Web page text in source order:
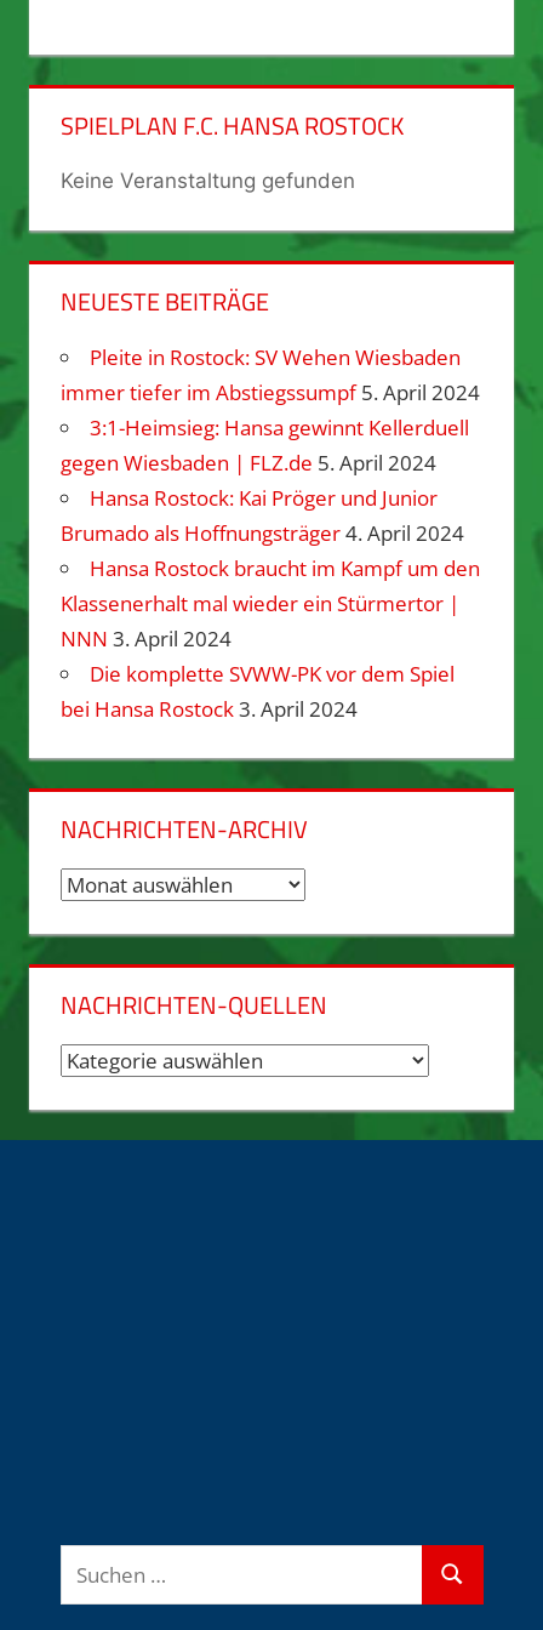
SPIELPLAN F.C. HANSA ROSTOCK
Keine Veranstaltung gefunden
NEUESTE BEITRÄGE
Pleite in Rostock: SV Wehen Wiesbaden
immer tiefer im Abstiegssumpf 5. April 2024
3:1-Heimsieg: Hansa gewinnt Kellerduell
gegen Wiesbaden | FLZ.de 5. April 2024
Hansa Rostock: Kai Pröger und Junior
Brumado als Hoffnungsträger4. April 2024
Hansa Rostock braucht im Kampf um den
Klassenerhalt mal wieder ein Stürmertor |
NNN 3. April 2024
Die komplette SVWW-PK vor dem Spiel
bei Hansa Rostock3. April 2024
NACHRICHTEN-ARCHIV
Nachrichten-
NACHRICHTEN-QUELLEN
Nachrichten-
Suchen
nach:
Suchen